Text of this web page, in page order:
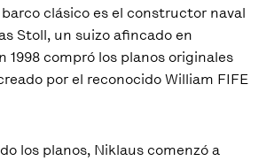
clásico es el constructor naval
Stoll, un suizo afincado en
1998 compró los planos originales
por el reconocido William FIFE
los planos, Niklaus comenzó a